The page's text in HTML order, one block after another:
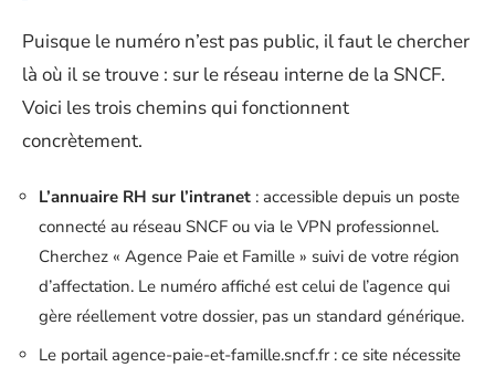
Puisque le numéro n’est pas public, il faut le chercher
là où il se trouve : sur le réseau interne de la SNCF.
Voici les trois chemins qui fonctionnent
concrètement.
L’annuaire RH sur l’intranet : accessible depuis un poste
connecté au réseau SNCF ou via le VPN professionnel.
Cherchez « Agence Paie et Famille » suivi de votre région
d’affectation. Le numéro affiché est celui de l’agence qui
gère réellement votre dossier, pas un standard générique.
Le portail agence-paie-et-famille.sncf.fr : ce site nécessite